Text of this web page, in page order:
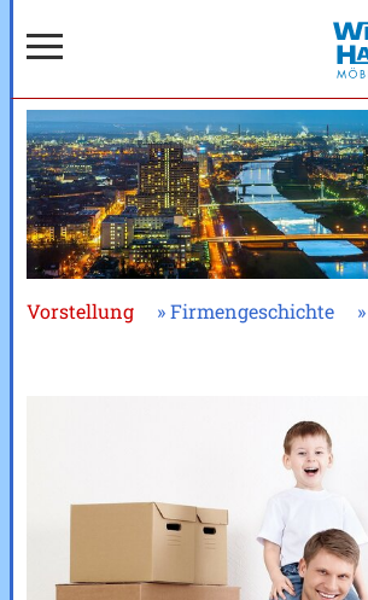
Vorstellung »Firmengeschichte »